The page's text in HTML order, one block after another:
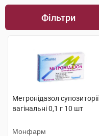
Фільтри
Метронідазол супозиторії
вагінальні 0,1 г 10 шт
Монфарм